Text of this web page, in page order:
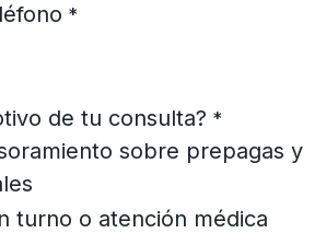
*
de tu consulta? *
sobre prepagas y
turno o atención médica